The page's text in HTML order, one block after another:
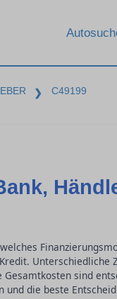
❯ C49199
Unterschiedliche
sind
und die beste